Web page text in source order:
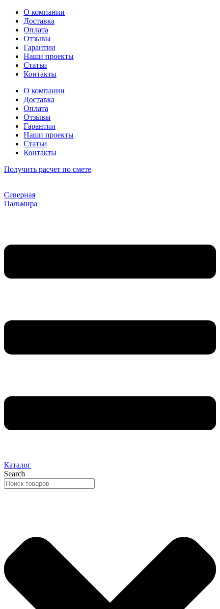
Перейти
содержимому
О компании
Доставка
Оплата
Отзывы
Гарантии
Наши проекты
Статьи
Контакты
О компании
Доставка
Оплата
Отзывы
Гарантии
Наши проекты
Статьи
Контакты
Получить расчет по смете
Северная
Пальмира
Каталог
Search